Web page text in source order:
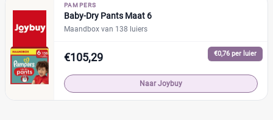
PAMPERS
Baby-Dry Pants Maat 6
Maandbox van 138 luiers
€0,76 per luier
€105,29
Naar Joybuy